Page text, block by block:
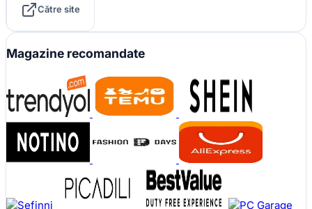
Către site
Magazine recomandate